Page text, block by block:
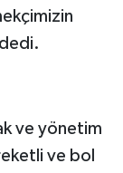
ve yönetim
ve bol